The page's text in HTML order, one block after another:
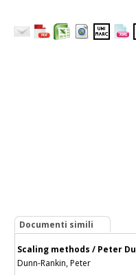
Documenti simili
Scaling methods / Peter
Dunn-Rankin, Peter